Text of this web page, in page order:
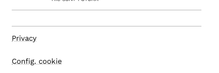
Privacy
Config. cookie